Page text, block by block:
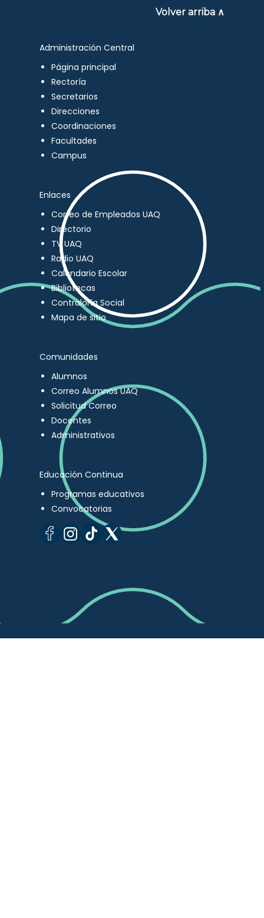
Volver arriba ∧
Administración Central
Página principal
Rectoría
Secretarios
Direcciones
Coordinaciones
Facultades
Campus
Enlaces
Correo de Empleados UAQ
Directorio
TV UAQ
Radio UAQ
Calendario Escolar
Bibliotecas
Contraloría Social
Mapa de sitio
Comunidades
Alumnos
Correo Alumnos UAQ
Solicitud Correo
Docentes
Administrativos
Educación Continua
Programas educativos
Convocatorias